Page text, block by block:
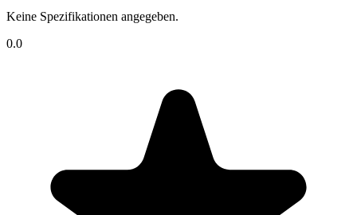
Keine Spezifikationen angegeben.
0.0